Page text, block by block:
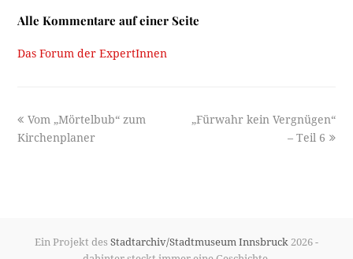
Alle Kommentare auf einer Seite
Das Forum der ExpertInnen
previous
post:
Vom „Mörtelbub“ zum
Kirchenplaner
next
„Fürwahr kein Vergnügen“
– Teil 6
Ein Projekt des Stadtarchiv/Stadtmuseum Innsbruck 2026 -